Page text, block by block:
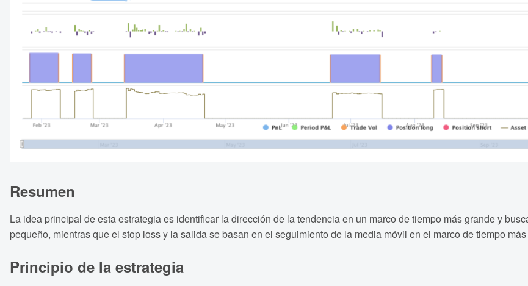
Resumen
La idea principal de esta estrategia es identificar la dirección de la tendencia en un marco de tiempo más grande y
pequeño, mientras que el stop loss y la salida se basan en el seguimiento de la media móvil en el marco de tiempo
Principio de la estrategia